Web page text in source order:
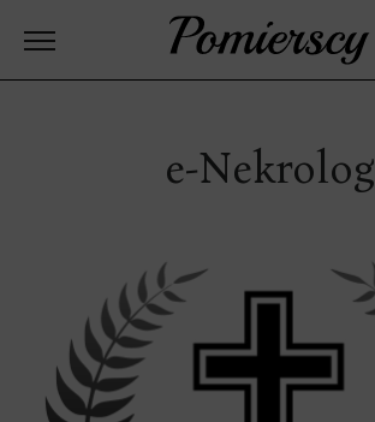
e-Nekrolog